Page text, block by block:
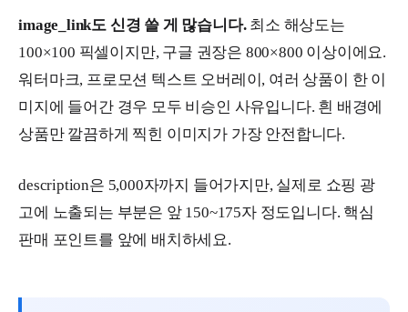
image_link도 신경 쓸 게 많습니다.최소 해상도는
100×100 픽셀이지만, 구글 권장은 800×800 이상이에요.
워터마크, 프로모션 텍스트 오버레이, 여러 상품이 한 이
미지에 들어간 경우 모두 비승인 사유입니다. 흰 배경에
상품만 깔끔하게 찍힌 이미지가 가장 안전합니다.
description은 5,000자까지 들어가지만, 실제로 쇼핑 광
고에 노출되는 부분은 앞 150~175자 정도입니다. 핵심
판매 포인트를 앞에 배치하세요.